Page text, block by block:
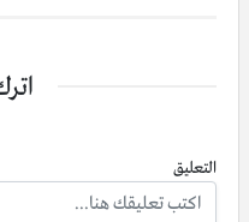
التعليق